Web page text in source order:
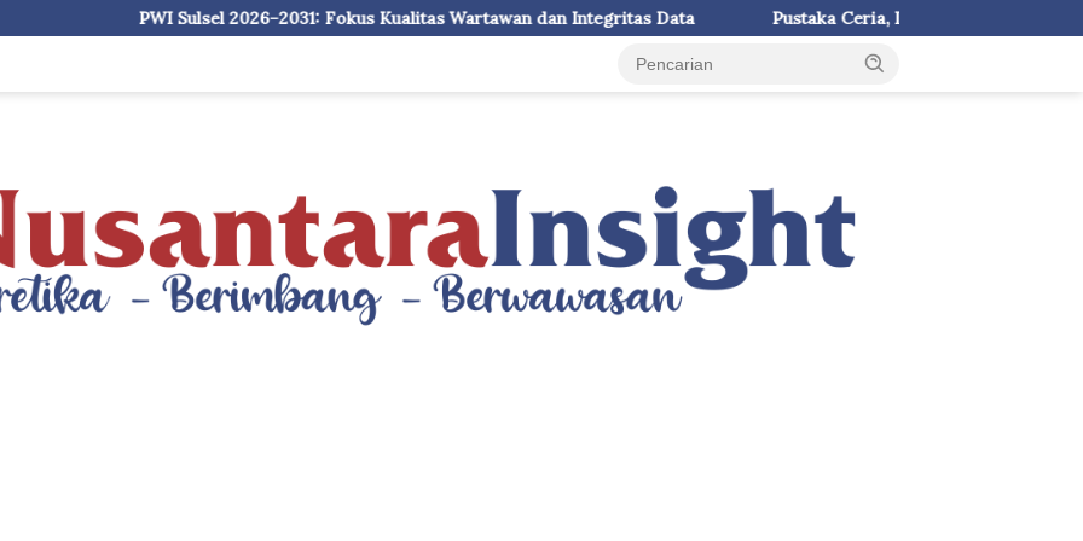
2026–2031: Fokus Kualitas Wartawan dan Integritas Data Pustaka Ceria, Langkah Kecil KKN-T Literasi UNHAS